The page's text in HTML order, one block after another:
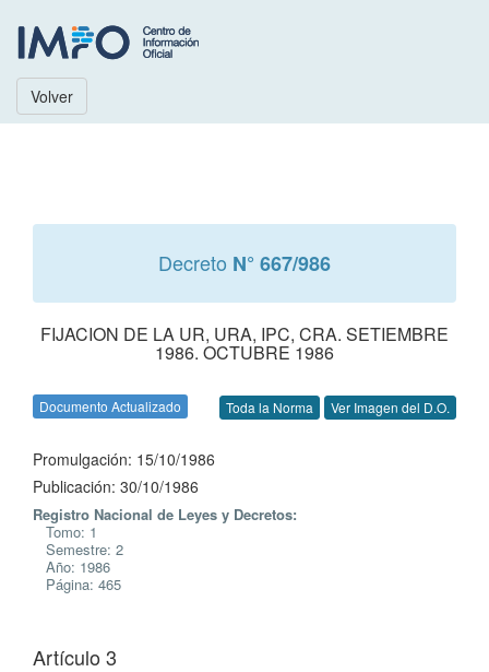
Volver
Decreto N° 667/986
FIJACION DE LA UR, URA, IPC, CRA. SETIEMBRE
1986. OCTUBRE 1986
Documento Actualizado Toda la Norma Ver Imagen del D.O.
Promulgación: 15/10/1986
Publicación: 30/10/1986
Registro Nacional de Leyes y Decretos:
Tomo: 1
Semestre: 2
Año: 1986
Página: 465
Artículo 3